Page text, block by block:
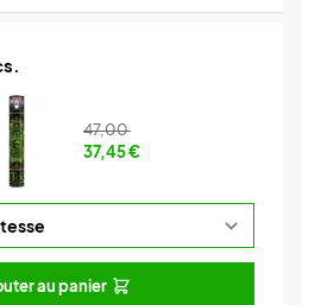
47,00
37,45€
au panier